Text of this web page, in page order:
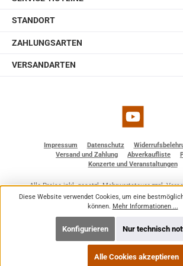
STANDORT
ZAHLUNGSARTEN
VERSANDARTEN
YouTube
Impressum Datenschutz
Versand und Zahlung
Abverkaufliste
Konzerte und Veranstaltungen
Alle Preise inkl. gesetzl. Mehrwertsteuer zzgl.
Nachnahmegebühren, wenn nicht anders
© 2026 BF - Dienstleistungen - Alle Rechte vorbehalten.
Diese Website verwendet Cookies, um eine
können. Mehr Informationen ...
Nur technisch
Konfigurieren
Alle Cookies akzeptieren